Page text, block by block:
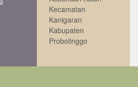
Kecamatan
Kanigaran
Kabupaten
Probolinggo